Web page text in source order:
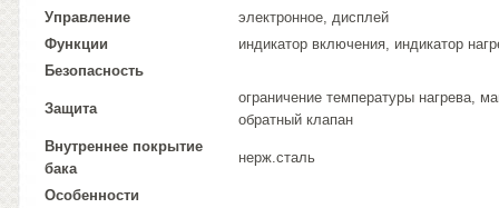
Управление
электронное, дисплей
Функции
индикатор включения, индикатор
Безопасность
Защита
ограничение температуры нагрева,
обратный клапан
Внутреннее покрытие
бака
нерж.сталь
Особенности